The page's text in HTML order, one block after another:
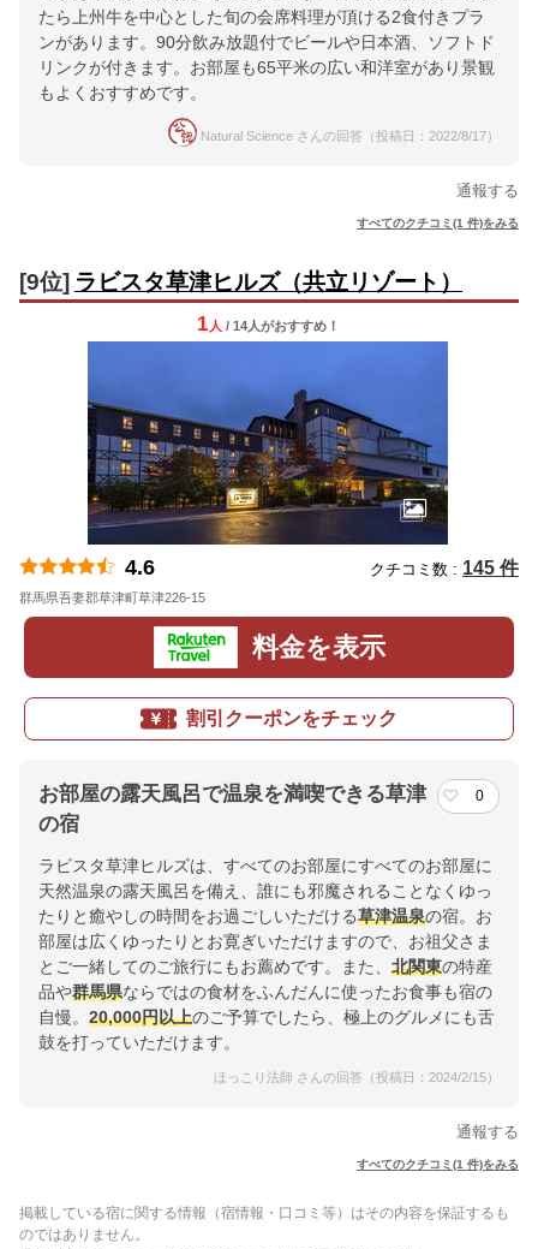
たら上州牛を中心とした旬の会席料理が頂ける2食付きプラ
ンがあります。90分飲み放題付でビールや日本酒、ソフトド
リンクが付きます。お部屋も65平米の広い和洋室があり景観
もよくおすすめです。
Natural Science さんの回答（投稿日：2022/8/17）
通報する
すべてのクチコミ(1 件)をみる
[9位] ラビスタ草津ヒルズ（共立リゾート）
1 人 / 14人がおすすめ！
4.6 クチコミ数 : 145 件
群馬県吾妻郡草津町草津226-15
料金を表示
割引クーポンをチェック
お部屋の露天風呂で温泉を満喫できる草津
の宿
0
ラビスタ草津ヒルズは、すべてのお部屋にすべてのお部屋に
天然温泉の露天風呂を備え、誰にも邪魔されることなくゆっ
たりと癒やしの時間をお過ごしいただける草津温泉の宿。お
部屋は広くゆったりとお寛ぎいただけますので、お祖父さま
とご一緒してのご旅行にもお薦めです。また、 北関東の特産
品や群馬県ならではの食材をふんだんに使ったお食事も宿の
自慢。 20,000円以上のご予算でしたら、極上のグルメにも舌
鼓を打っていただけます。
ほっこり法師 さんの回答（投稿日：2024/2/15）
通報する
すべてのクチコミ(1 件)をみる
掲載している宿に関する情報（宿情報・口コミ等）はその内容を保証するも
のではありません。